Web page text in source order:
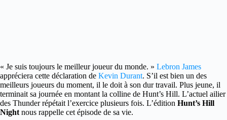
« Je suis toujours le meilleur joueur du monde. » Lebron James
appréciera cette déclaration de Kevin Durant. S’il est bien un des
meilleurs joueurs du moment, il le doit à son dur travail. Plus jeune, il
terminait sa journée en montant la colline de Hunt’s Hill. L’actuel ailier
des Thunder répétait l’exercice plusieurs fois. L’édition Hunt’s Hill
Night nous rappelle cet épisode de sa vie.